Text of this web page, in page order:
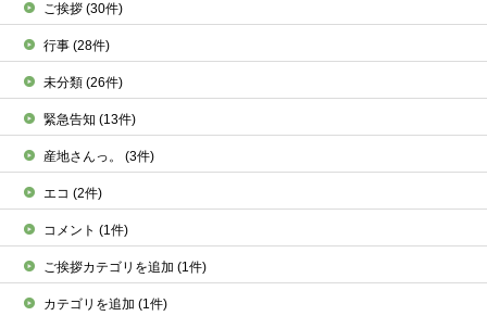
ご挨拶(30件)
行事(28件)
未分類(26件)
緊急告知(13件)
産地さんっ。(3件)
エコ(2件)
コメント(1件)
ご挨拶カテゴリを追加(1件)
カテゴリを追加(1件)